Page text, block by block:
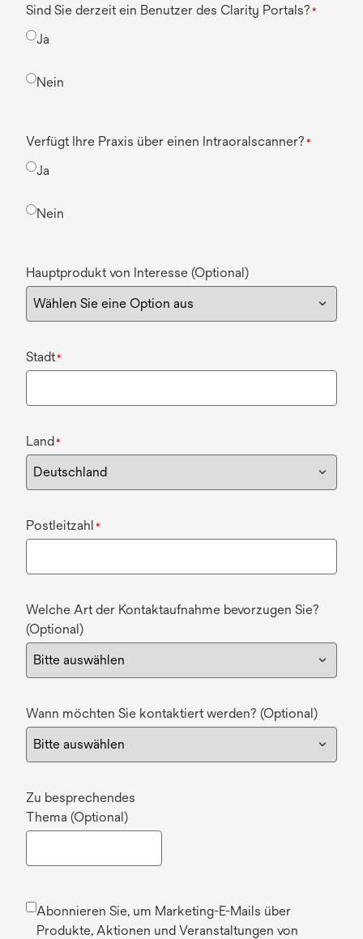
Sind Sie derzeit ein Benutzer des Clarity Portals? *
Ja
Nein
Verfügt Ihre Praxis über einen Intraoralscanner? *
Ja
Nein
Hauptprodukt von Interesse (Optional)
Stadt*
Land*
Postleitzahl *
Welche Art der Kontaktaufnahme bevorzugen Sie?
(Optional)
Wann möchten Sie kontaktiert werden? (Optional)
Zu besprechendes
Thema (Optional)
Abonnieren Sie, um Marketing-E-Mails über
Produkte, Aktionen und Veranstaltungen von